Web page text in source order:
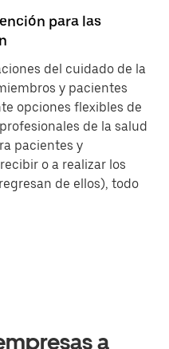
para las
del cuidado de la
y pacientes
opciones flexibles de
de la salud
pacientes y
o a realizar los
de ellos), todo
a